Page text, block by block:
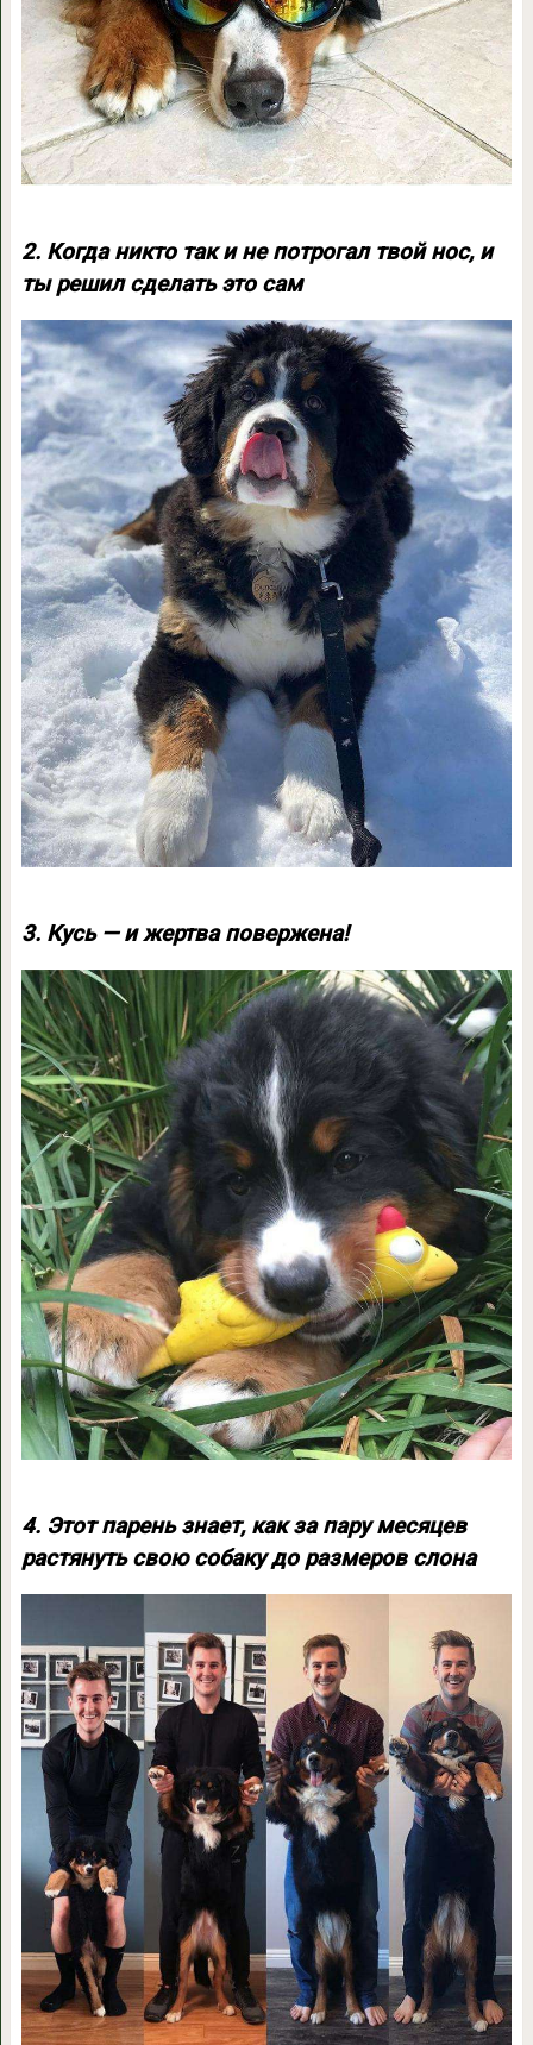
2. Когда никто так и не потрогал твой нос, и
ты решил сделать это сам
3. Кусь — и жертва повержена!
4. Этот парень знает, как за пару месяцев
растянуть свою собаку до размеров слона